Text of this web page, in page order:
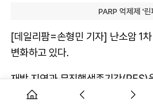
PARP 억제제 '
[데일리팜=손형민 기자] 난소암 1
변화하고 있다.
재발 지연과 무진행생존기간(PFS)
선 여부까지 치료 효과를 판단하는